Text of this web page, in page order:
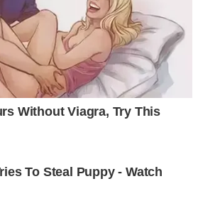
วดพลาสติกโดยใส่แต่ละขวดให้พอดี
ลือที่ไว้ให้เหลือสักหน่อย เพราะถ้า